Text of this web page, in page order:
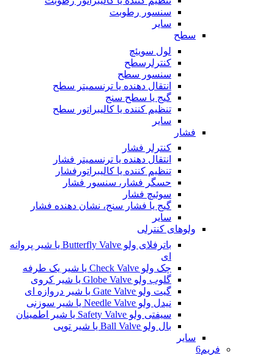
سنسور رطوبت
سایر
سطح
لول سویئچ
کنترلرسطح
سنسور سطح
انتقال دهنده یا ترنسمیتر سطح
گیج یا سطح سنج
تنظیم کننده یا کالیبراتور سطح
سایر
فشار
کنترلر فشار
انتقال دهنده یا ترنسمیتر فشار
تنظیم کننده یا کالیبراتورفشار
حسگر فشار، سنسور فشار
سوئیچ فشار
گیج یا فشار سنج، نشان دهنده فشار
سایر
ولوهای کنترلی
باترفلای ولو Butterfly Valve یا شیر پروانه
ای
چک ولو Check Valve یا شیر یک طرفه
گلوب ولو Globe Valve یا شیر کروی
گیت ولو Gate Valve یا شیر دروازه ای
نیدل ولو Needle Valve یا شیر سوزنی
سیفتی ولو Safety Valve یا شیر اطمینان
بال ولو Ball Valve یا شیر توپی
سایر
فریم6